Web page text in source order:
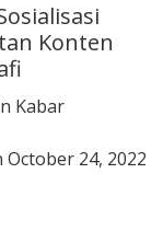
Konten
Kabar
October 24, 2022